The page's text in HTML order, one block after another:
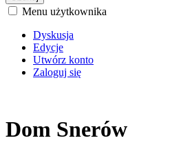
Menu użytkownika
Dyskusja
Edycje
Utwórz konto
Zaloguj się
Dom Snerów